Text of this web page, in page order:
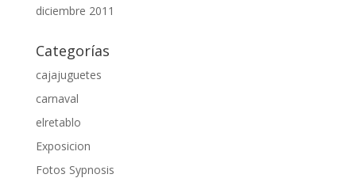
diciembre 2011
Categorías
cajajuguetes
carnaval
elretablo
Exposicion
Fotos Sypnosis